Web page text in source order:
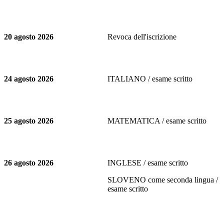
20 agosto 2026 Revoca dell'iscrizione
24 agosto 2026 ITALIANO / esame scritto
25 agosto 2026 MATEMATICA / esame scritto
26 agosto 2026
INGLESE / esame scritto
SLOVENO come seconda lingua /
esame scritto